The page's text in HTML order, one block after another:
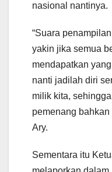
nasional nantinya.
“Suara
yakin jika semua
mendapatkan
nanti jadilah diri
milik kita,
pemenang
Ary.
Sementara itu